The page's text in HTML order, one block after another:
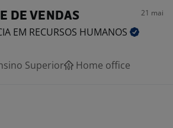
DE VENDAS 21 mai
EM RECURSOS HUMANOS
Superior Home office